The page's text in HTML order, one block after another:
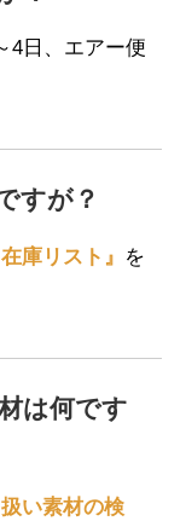
4日、エアー便
すが？
庫リスト』 を
は何です
扱い素材の検